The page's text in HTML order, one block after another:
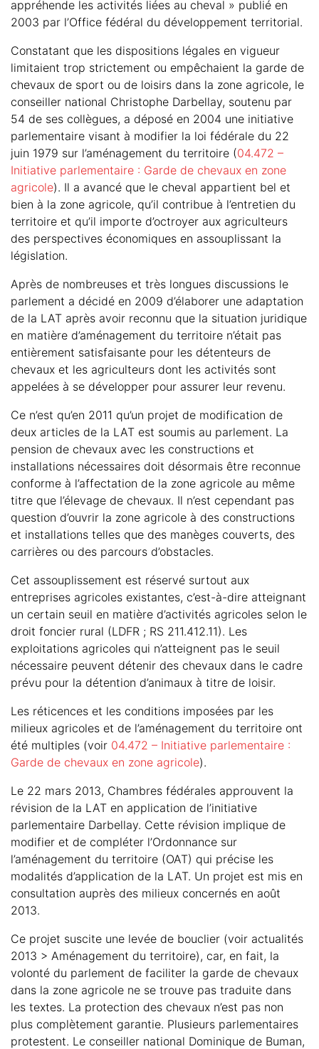
appréhende les activités liées au cheval » publié en
2003 par l’Office fédéral du développement territorial.
Constatant que les dispositions légales en vigueur
limitaient trop strictement ou empêchaient la garde de
chevaux de sport ou de loisirs dans la zone agricole, le
conseiller national Christophe Darbellay, soutenu par
54 de ses collègues, a déposé en 2004 une initiative
parlementaire visant à modifier la loi fédérale du 22
juin 1979 sur l’aménagement du territoire (04.472 –
Initiative parlementaire : Garde de chevaux en zone
agricole). Il a avancé que le cheval appartient bel et
bien à la zone agricole, qu’il contribue à l’entretien du
territoire et qu’il importe d’octroyer aux agriculteurs
des perspectives économiques en assouplissant la
législation.
Après de nombreuses et très longues discussions le
parlement a décidé en 2009 d’élaborer une adaptation
de la LAT après avoir reconnu que la situation juridique
en matière d’aménagement du territoire n’était pas
entièrement satisfaisante pour les détenteurs de
chevaux et les agriculteurs dont les activités sont
appelées à se développer pour assurer leur revenu.
Ce n’est qu’en 2011 qu’un projet de modification de
deux articles de la LAT est soumis au parlement. La
pension de chevaux avec les constructions et
installations nécessaires doit désormais être reconnue
conforme à l’affectation de la zone agricole au même
titre que l’élevage de chevaux. Il n’est cependant pas
question d’ouvrir la zone agricole à des constructions
et installations telles que des manèges couverts, des
carrières ou des parcours d’obstacles.
Cet assouplissement est réservé surtout aux
entreprises agricoles existantes, c’est-à-dire atteignant
un certain seuil en matière d’activités agricoles selon le
droit foncier rural (LDFR ; RS 211.412.11). Les
exploitations agricoles qui n’atteignent pas le seuil
nécessaire peuvent détenir des chevaux dans le cadre
prévu pour la détention d’animaux à titre de loisir.
Les réticences et les conditions imposées par les
milieux agricoles et de l’aménagement du territoire ont
été multiples (voir 04.472 – Initiative parlementaire :
Garde de chevaux en zone agricole).
Le 22 mars 2013, Chambres fédérales approuvent la
révision de la LAT en application de l’initiative
parlementaire Darbellay. Cette révision implique de
modifier et de compléter l’Ordonnance sur
l’aménagement du territoire (OAT) qui précise les
modalités d’application de la LAT. Un projet est mis en
consultation auprès des milieux concernés en août
2013.
Ce projet suscite une levée de bouclier (voir actualités
2013 > Aménagement du territoire), car, en fait, la
volonté du parlement de faciliter la garde de chevaux
dans la zone agricole ne se trouve pas traduite dans
les textes. La protection des chevaux n’est pas non
plus complètement garantie. Plusieurs parlementaires
protestent. Le conseiller national Dominique de Buman,